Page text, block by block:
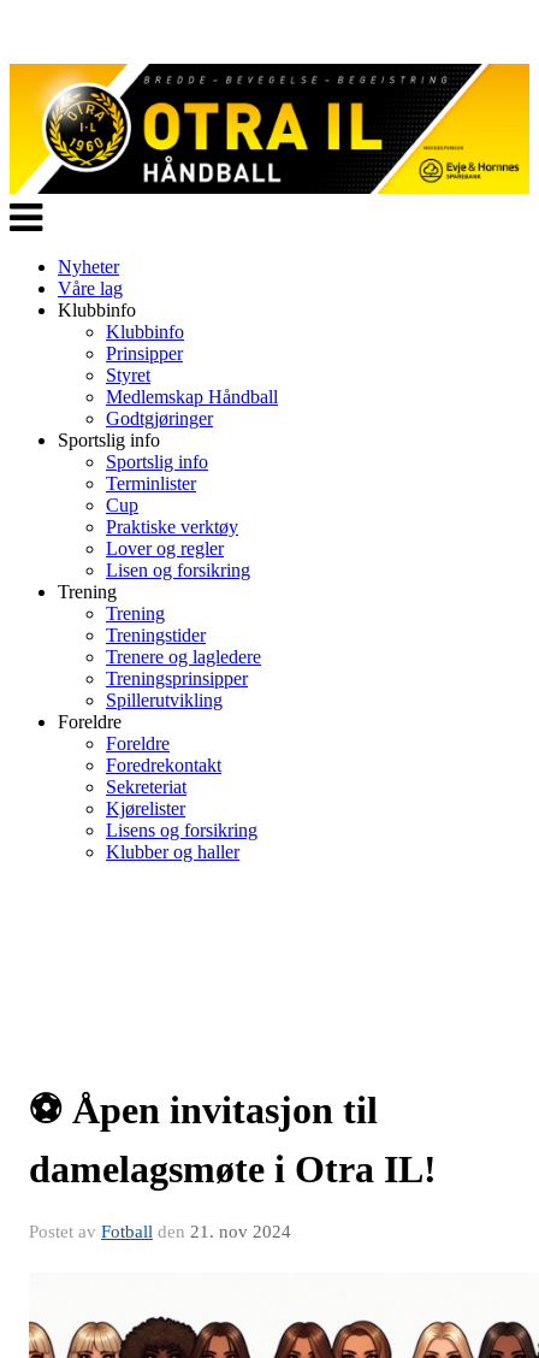
Veksle
navigasjon
Nyheter
Våre lag
Klubbinfo
Klubbinfo
Prinsipper
Styret
Medlemskap Håndball
Godtgjøringer
Sportslig info
Sportslig info
Terminlister
Cup
Praktiske verktøy
Lover og regler
Lisen og forsikring
Trening
Trening
Treningstider
Trenere og lagledere
Treningsprinsipper
Spillerutvikling
Foreldre
Foreldre
Foredrekontakt
Sekreteriat
Kjørelister
Lisens og forsikring
Klubber og haller
⚽️ Åpen invitasjon til
damelagsmøte i Otra IL!
Postet av Fotball den 21. nov 2024